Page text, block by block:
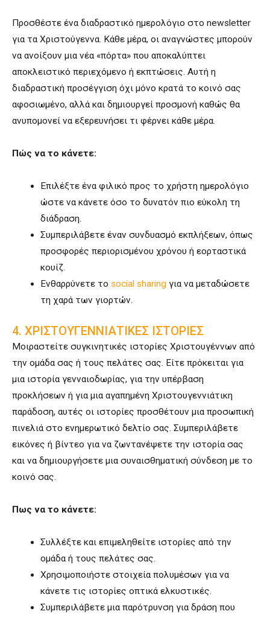
Προσθέστε ένα διαδραστικό ημερολόγιο στο newsletter
για τα Χριστούγεννα. Κάθε μέρα, οι αναγνώστες μπορούν
να ανοίξουν μια νέα «πόρτα» που αποκαλύπτει
αποκλειστικό περιεχόμενο ή εκπτώσεις. Αυτή η
διαδραστική προσέγγιση όχι μόνο κρατά το κοινό σας
αφοσιωμένο, αλλά και δημιουργεί προσμονή καθώς θα
ανυπομονεί να εξερευνήσει τι φέρνει κάθε μέρα.
Πώς να το κάνετε:
Επιλέξτε ένα φιλικό προς το χρήστη ημερολόγιο
ώστε να κάνετε όσο το δυνατόν πιο εύκολη τη
διάδραση.
Συμπεριλάβετε έναν συνδυασμό εκπλήξεων, όπως
προσφορές περιορισμένου χρόνου ή εορταστικά
κουίζ.
Ενθαρρύνετε το social sharingγια να μεταδώσετε
τη χαρά των γιορτών.
4. ΧΡΙΣΤΟΥΓΕΝΝΙAΤΙΚΕΣ ΙΣΤΟΡIΕΣ
Μοιραστείτε συγκινητικές ιστορίες Χριστουγέννων από
την ομάδα σας ή τους πελάτες σας. Είτε πρόκειται για
μια ιστορία γενναιοδωρίας, για την υπέρβαση
προκλήσεων ή για μια αγαπημένη Χριστουγεννιάτικη
παράδοση, αυτές οι ιστορίες προσθέτουν μια προσωπική
πινελιά στο ενημερωτικό δελτίο σας. Συμπεριλάβετε
εικόνες ή βίντεο για να ζωντανέψετε την ιστορία σας
και να δημιουργήσετε μια συναισθηματική σύνδεση με το
κοινό σας.
Πως να το κάνετε:
Συλλέξτε και επιμεληθείτε ιστορίες από την
ομάδα ή τους πελάτες σας.
Χρησιμοποιήστε στοιχεία πολυμέσων για να
κάνετε τις ιστορίες οπτικά ελκυστικές.
Συμπεριλάβετε μια παρότρυνση για δράση που